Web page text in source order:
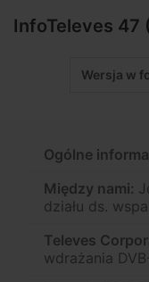
InfoTeleves 47
Wersja w
Ogólne
Między nami:
działu ds.
Televes
wdrażania